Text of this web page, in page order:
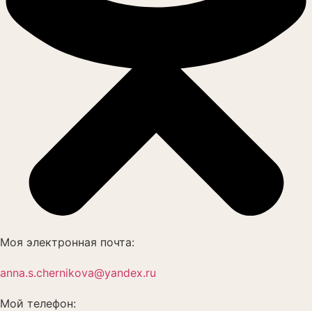
Моя электронная почта:
anna.s.chernikova@yandex.ru
Мой телефон: